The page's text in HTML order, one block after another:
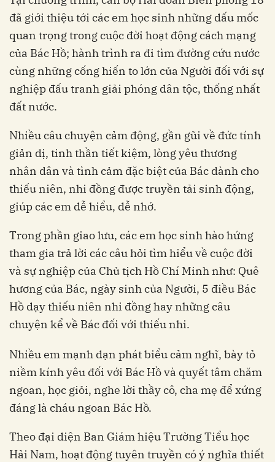
đã giới thiệu tới các em học sinh những dấu mốc
quan trọng trong cuộc đời hoạt động cách mạng
của Bác Hồ; hành trình ra đi tìm đường cứu nước
cùng những cống hiến to lớn của Người đối với sự
nghiệp đấu tranh giải phóng dân tộc, thống nhất
đất nước.
Nhiều câu chuyện cảm động, gần gũi về đức tính
giản dị, tinh thần tiết kiệm, lòng yêu thương
nhân dân và tình cảm đặc biệt của Bác dành cho
thiếu niên, nhi đồng được truyền tải sinh động,
giúp các em dễ hiểu, dễ nhớ.
Trong phần giao lưu, các em học sinh hào hứng
tham gia trả lời các câu hỏi tìm hiểu về cuộc đời
và sự nghiệp của Chủ tịch Hồ Chí Minh như: Quê
hương của Bác, ngày sinh của Người, 5 điều Bác
Hồ dạy thiếu niên nhi đồng hay những câu
chuyện kể về Bác đối với thiếu nhi.
Nhiều em mạnh dạn phát biểu cảm nghĩ, bày tỏ
niềm kính yêu đối với Bác Hồ và quyết tâm chăm
ngoan, học giỏi, nghe lời thầy cô, cha mẹ để xứng
đáng là cháu ngoan Bác Hồ.
Theo đại diện Ban Giám hiệu Trường Tiểu học
Hải Nam, hoạt động tuyên truyền có ý nghĩa thiết